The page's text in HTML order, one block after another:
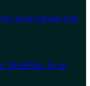
Nevěřím, že se